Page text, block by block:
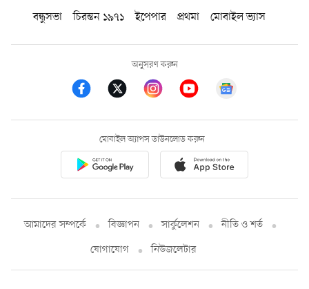
বন্ধুসভা
চিরন্তন ১৯৭১ ইপেপার প্রথমা মোবাইল ভ্যাস
অনুসরণ করুন
মোবাইল অ্যাপস ডাউনলোড করুন
আমাদের সম্পর্কে বিজ্ঞাপন সার্কুলেশন
নীতি ও শর্ত
যোগাযোগ
নিউজলেটার